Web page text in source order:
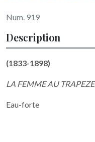
Num. 919
Description
(1833-1898)
LA FEMME AU TRAPEZE
Eau-forte